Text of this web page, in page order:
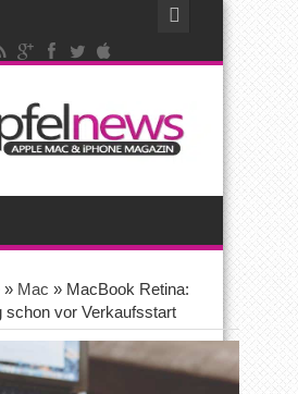
» Mac » MacBook Retina:
schon vor Verkaufsstart